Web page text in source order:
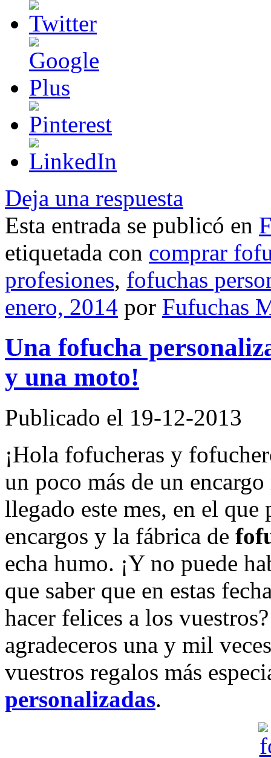
Deja una respuesta
Esta entrada se publicó en
etiquetada con comprar
profesiones, fofuchas
enero, 2014 por Fufuchas
Una fofucha
y una moto!
Publicado el 19-12-2013
¡Hola fofucheras y
un poco más de un
llegado este mes, en el
encargos y la fábrica de
echa humo. ¡Y no puede
que saber que en estas
hacer felices a los
agradeceros una y mil
vuestros regalos más
personalizadas.